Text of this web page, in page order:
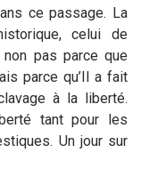
ce passage. La
celui de
non pas parce que
parce qu’Il a fait
à la liberté.
tant pour les
Un jour sur